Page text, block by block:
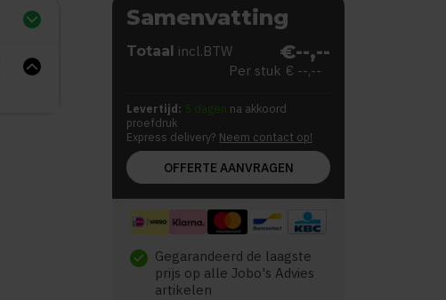
Samenvatting
Totaal incl.BTW €--,--
Per stuk € --,--
Levertijd: 5 dagen na akkoord
proefdruk
Express delivery? Neem contact op!
OFFERTE AANVRAGEN
check Gegarandeerd de laagste
prijs op alle Jobo's Advies
artikelen